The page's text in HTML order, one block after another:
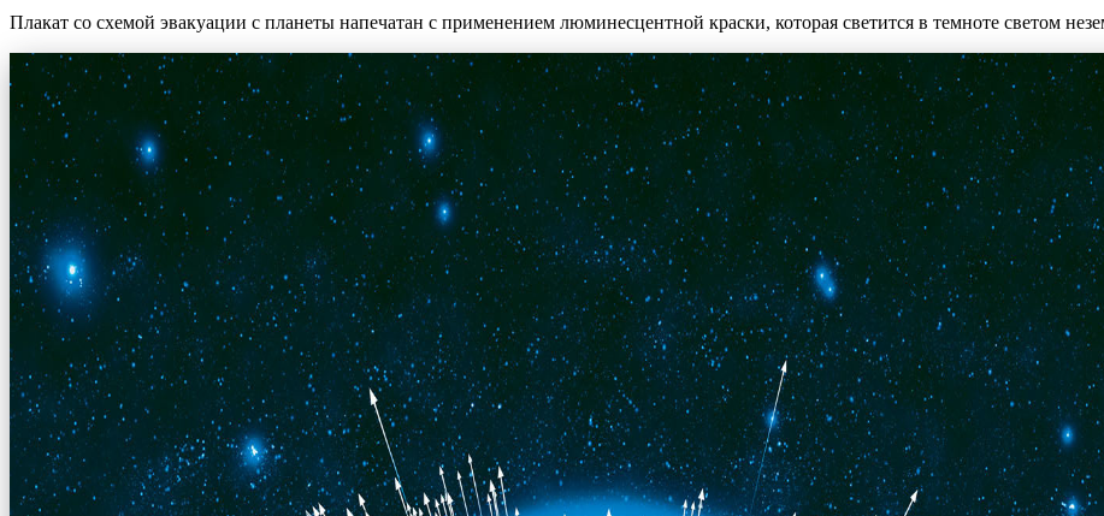
Плакат со схемой эвакуации с планеты напечатан с применением люминесцентной краски, которая светится в темноте светом